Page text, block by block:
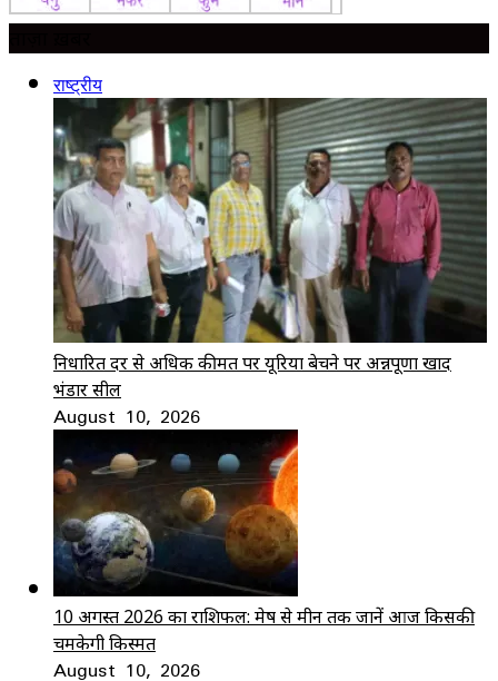
राष्ट्रीय
निर्धारित दर से अधिक कीमत पर यूरिया बेचने पर अन्नपूर्णा खाद
भंडार सील
August 10, 2026
10 अगस्त 2026 का राशिफल: मेष से मीन तक जानें आज किसकी
चमकेगी किस्मत
August 10, 2026